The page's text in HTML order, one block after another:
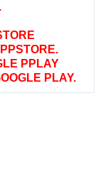
PPLAY
PLAY.